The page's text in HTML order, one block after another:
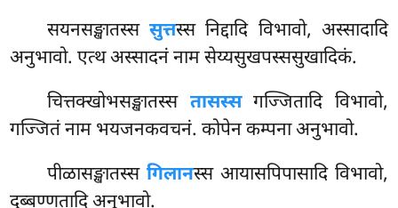
सयनसङ्खातस्ससुत्तस्स निद्दादि विभावो, अस्सादादि
अनुभावो. एत्थ अस्सादनं नाम सेय्यसुखपस्ससुखादिकं.
चित्तक्खोभसङ्खातस्स तासस्सगज्जितादि विभावो,
गज्जितं नाम भयजनकवचनं. कोपेन कम्पना अनुभावो.
पीळासङ्खातस्स गिलानस्स आयासपिपासादि विभावो,
दुब्बण्णतादि अनुभावो.